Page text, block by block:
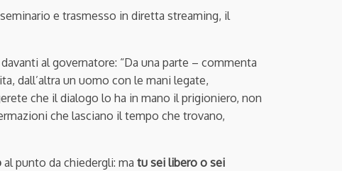
e trasmesso in diretta streaming, il
al governatore: “Da una parte – commenta
dall’altra un uomo con le mani legate,
che il dialogo lo ha in mano il prigioniero, non
che lasciano il tempo che trovano,
al punto da chiedergli: ma tu sei libero o sei